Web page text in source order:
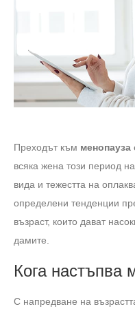
Преходът към менопауза
всяка жена този период
вида и тежестта на
определени тенденции
възраст, които дават
дамите.
Кога настъпва
С напредване на